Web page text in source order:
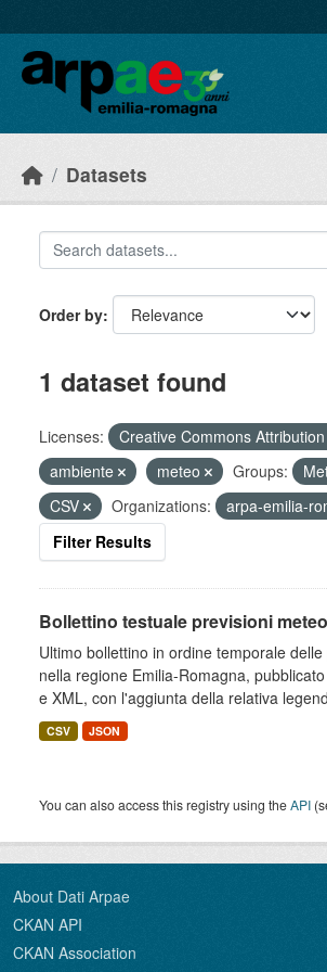
Datasets
Order by
1 dataset found
Licenses: Creative Commons Attribution
ambiente
meteo Groups:
CSV
Organizations:
arpa-emilia-
Filter Results
Bollettino testuale previsioni meteo
Ultimo bollettino in ordine temporale
nella regione Emilia-Romagna,
e XML, con l'aggiunta della relativa
CSV JSON
You can also access this registry using theAPI
About Dati Arpae
CKAN API
CKAN Association